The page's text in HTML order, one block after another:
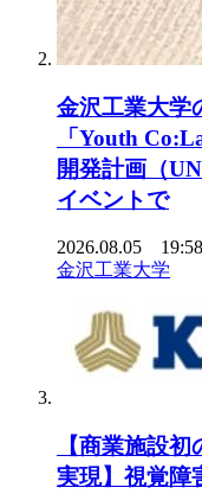
金沢工業大学
「Youth
開発計画（
イベントで
2026.08.05 19:58
金沢工業大学
【商業施設
実現】視覚障